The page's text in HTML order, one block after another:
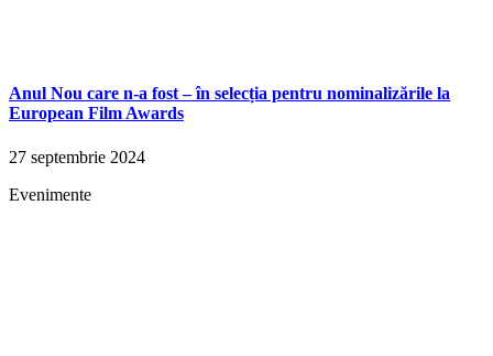
Anul Nou care n-a fost – în selecția pentru nominalizările la
European Film Awards
27 septembrie 2024
Evenimente